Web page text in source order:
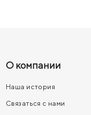
О компании
Наша история
Связаться с нами